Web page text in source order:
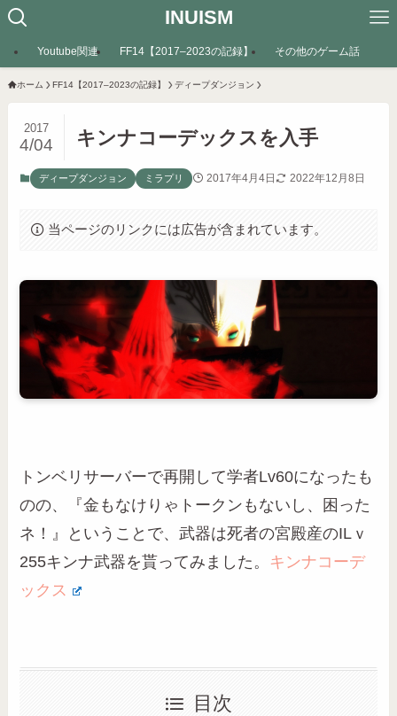
INUISM
Youtube関連 FF14【2017–2023の記録】 その他のゲーム話
ホーム FF14【2017–2023の記録】 ディープダンジョン
キンナコーデックスを入手
2017
4/04
ディープダンジョン ミラプリ 2017年4月4日 2022年12月8日
当ページのリンクには広告が含まれています。
トンベリサーバーで再開して学者Lv60になったも
のの、『金もなけりゃトークンもないし、困った
ネ！』ということで、武器は死者の宮殿産のILｖ
255キンナ武器を貰ってみました。 キンナコーデ
ックス
目次